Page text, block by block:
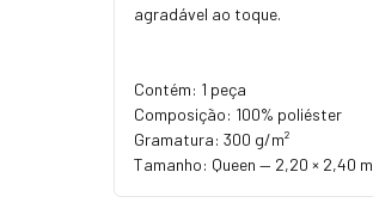
agradável ao toque.
Contém: 1 peça
Composição: 100% poliéster
Gramatura: 300 g/m²
Tamanho: Queen — 2,20 × 2,40 m